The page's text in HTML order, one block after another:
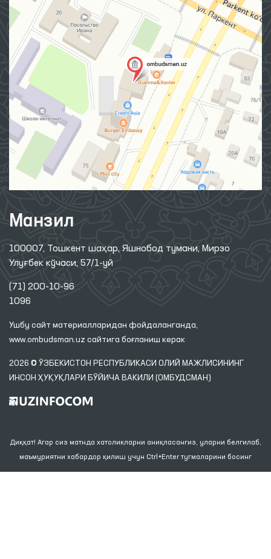
Манзил
100007, Тошкент шаҳар, Яшнобод тумани, Мирзо
Улуғбек кўчаси, 57/1-уй
(71) 200-10-96
1096
Ушбу сайт материалларидан фойдаланганда,
www.ombudsman.uz сайтига боғланиш керак
2026 © ЎЗБЕКИСТОН РЕСПУБЛИКАСИ ОЛИЙ МАЖЛИСИНИНГ
ИНСОН ҲУҚУҚЛАРИ БЎЙИЧА ВАКИЛИ (ОМБУДСМАН)
Диққат! Агар сиз матнда хатоликларни аниқласангиз, уларни белгилаб,
маъмуриятни хабардор қилиш учун Ctrl+Enter тугмаларини босинг